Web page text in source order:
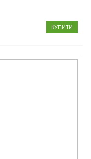
КУПИТИ